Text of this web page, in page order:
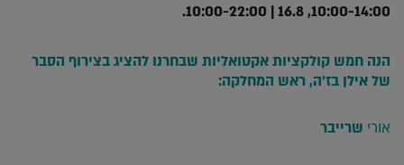
10:00-14:00, 16.8 | 10:00-22:00.
הנה חמש קולקציות אקטואליות שבחרנו להציג בצירוף הסבר
של אילן בז'ה, ראש המחלקה:
אורי שרייבר